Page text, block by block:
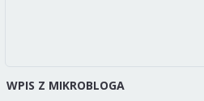
WPIS Z MIKROBLOGA